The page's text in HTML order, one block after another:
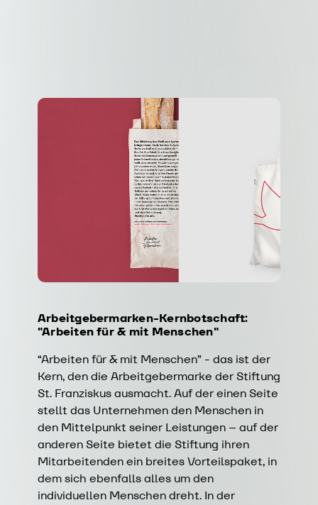
Arbeitgebermarken-Kernbotschaft:
"Arbeiten für & mit Menschen"
“Arbeiten für & mit Menschen” - das ist der
Kern, den die Arbeitgebermarke der Stiftung
St. Franziskus ausmacht. Auf der einen Seite
stellt das Unternehmen den Menschen in
den Mittelpunkt seiner Leistungen – auf der
anderen Seite bietet die Stiftung ihren
Mitarbeitenden ein breites Vorteilspaket, in
dem sich ebenfalls alles um den
individuellen Menschen dreht. In der